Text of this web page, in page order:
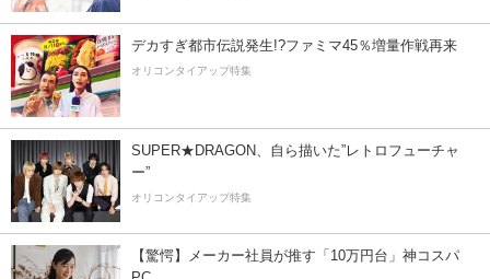
デカすぎ都市伝説発生!?ファミマ45％増量作戦再来
オリコンタイアップ特集
SUPER★DRAGON、自ら描いた”レトロフューチャ
ー”
オリコンタイアップ特集
【驚愕】メーカー社員が推す「10万円台」神コスパ